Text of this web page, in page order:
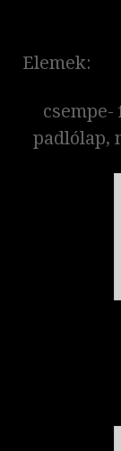
Elemek:
padlólap,